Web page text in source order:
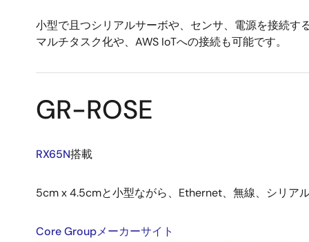
小型で且つシリアルサーボや、センサ、電源を接続す
マルチタスク化や、AWS IoTへの接続も可能です。
GR-ROSE
RX65N搭載
5cm x 4.5cmと小型ながら、Ethernet、無線、シリア
Core Groupメーカーサイト